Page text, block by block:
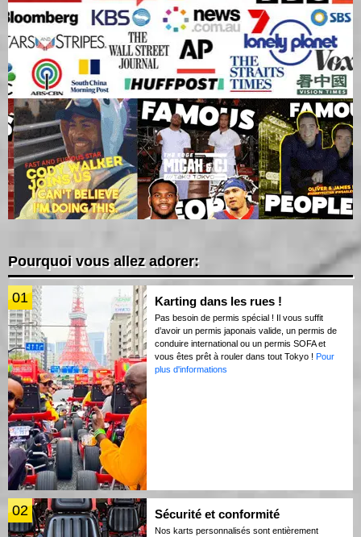
Pourquoi vous allez adorer:
01 Karting dans les rues !
Pas besoin de permis spécial ! Il vous suffit
d’avoir un permis japonais valide, un permis de
conduire international ou un permis SOFA et
vous êtes prêt à rouler dans tout Tokyo ! Pour
plus d'informations
02 Sécurité et conformité
Nos karts personnalisés sont entièrement